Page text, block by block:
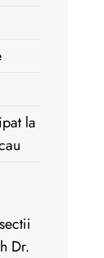
la
Dr.